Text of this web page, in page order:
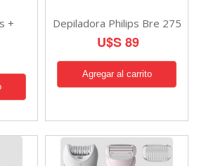
+
Depiladora Philips Bre 275
U$S 89